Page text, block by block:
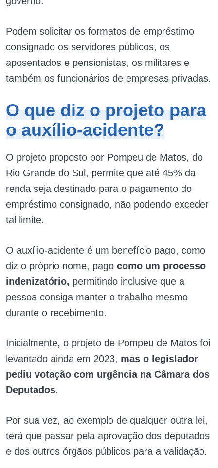
Podem solicitar os formatos de empréstimo
consignado os servidores públicos, os
aposentados e pensionistas, os militares e
também os funcionários de empresas privadas.
O que diz o projeto para
o auxílio-acidente?
O projeto proposto por Pompeu de Matos, do
Rio Grande do Sul, permite que até 45% da
renda seja destinado para o pagamento do
empréstimo consignado, não podendo exceder
tal limite.
O auxílio-acidente é um benefício pago, como
diz o próprio nome, pago como um processo
indenizatório, permitindo inclusive que a
pessoa consiga manter o trabalho mesmo
durante o recebimento.
Inicialmente, o projeto de Pompeu de Matos foi
levantado ainda em 2023, mas o legislador
pediu votação com urgência na Câmara dos
Deputados.
Por sua vez, ao exemplo de qualquer outra lei,
terá que passar pela aprovação dos deputados
e dos outros órgãos públicos para a validação.